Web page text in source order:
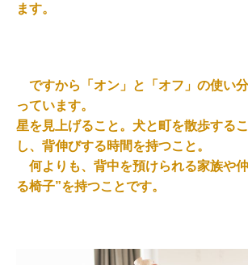
ます。
ですから「オン」と「オフ」の使い
っています。
星を見上げること。犬と町を散歩する
し、背伸びする時間を持つこと。
何よりも、背中を預けられる家族や
る椅子”を持つことです。